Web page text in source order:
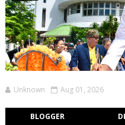
Unknown Aug 01, 2026
BLOGGER